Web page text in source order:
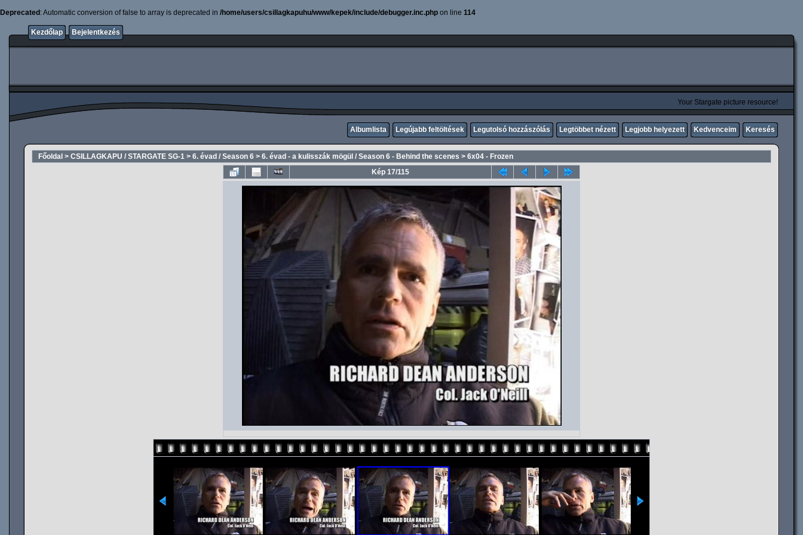
Deprecated : Automatic conversion of false to array is deprecated in /home/users/csillagkapuhu/www/kepek/include/debugger.inc.php on line 114
Kezdőlap Bejelentkezés
Your Stargate picture resource!
Albumlista Legújabb feltöltések Legutolsó hozzászólás Legtöbbet nézett Legjobb helyezett Kedvenceim Keresés
Főoldal > CSILLAGKAPU / STARGATE SG-1 > 6. évad / Season 6 > 6. évad - a kulisszák mögül / Season 6 - Behind the scenes > 6x04 - Frozen
Kép 17/115